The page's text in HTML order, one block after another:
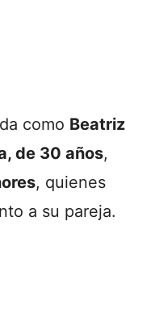
como Beatriz
de 30 años,
, quienes
a su pareja.